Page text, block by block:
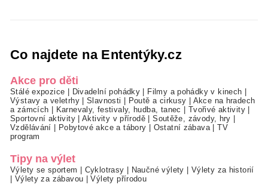
Co najdete na Ententýky.cz
Akce pro děti
Stálé expozice | Divadelní pohádky | Filmy a pohádky v kinech |
Výstavy a veletrhy|Slavnosti | Poutě a cirkusy | Akce na hradech
a zámcích | Karnevaly, festivaly, hudba, tanec | Tvořivé aktivity |
Sportovní aktivity|Aktivity v přírodě |Soutěže, závody, hry |
Vzdělávání | Pobytové akce a tábory | Ostatní zábava |TV
program
Tipy na výlet
Výlety se sportem | Cyklotrasy | Naučné výlety | Výlety za historií
| Výlety za zábavou |Výlety přírodou